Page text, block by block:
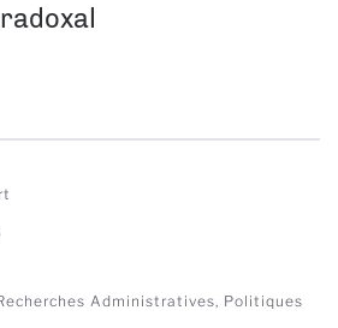
Administratives, Politiques